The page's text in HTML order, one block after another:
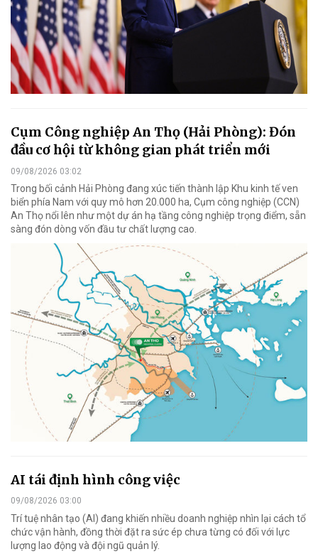
Cụm Công nghiệp An Thọ (Hải Phòng): Đón
đầu cơ hội từ không gian phát triển mới
09/08/2026 03:02
Trong bối cảnh Hải Phòng đang xúc tiến thành lập Khu kinh tế ven
biển phía Nam với quy mô hơn 20.000 ha, Cụm công nghiệp (CCN)
An Thọ nổi lên như một dự án hạ tầng công nghiệp trọng điểm, sẵn
sàng đón dòng vốn đầu tư chất lượng cao.
AI tái định hình công việc
09/08/2026 03:00
Trí tuệ nhân tạo (AI) đang khiến nhiều doanh nghiệp nhìn lại cách tổ
chức vận hành, đồng thời đặt ra sức ép chưa từng có đối với lực
lượng lao động và đội ngũ quản lý.